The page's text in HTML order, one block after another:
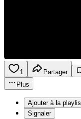
1 Partager
Plus
Ajouter à la
Signaler